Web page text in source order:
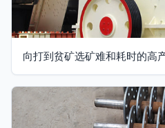
向打到贫矿选矿难和耗时的高